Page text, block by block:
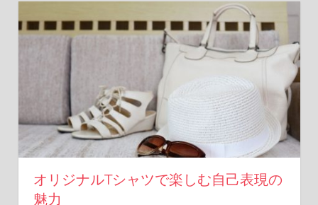
オリジナルTシャツで楽しむ自己表現の
魅力